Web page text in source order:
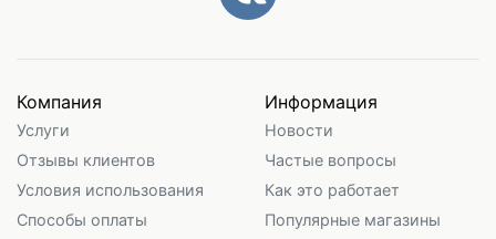
Компания
Услуги
Отзывы клиентов
Условия использования
Способы оплаты
Информация
Новости
Частые вопросы
Как это работает
Популярные магазины